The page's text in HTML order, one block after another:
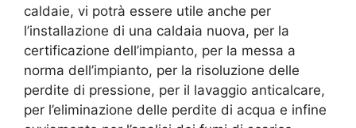
caldaie, vi potrà essere utile anche per
l’installazione di una caldaia nuova, per la
certificazione dell’impianto, per la messa a
norma dell’impianto, per la risoluzione delle
perdite di pressione, per il lavaggio anticalcare,
per l’eliminazione delle perdite di acqua e infine